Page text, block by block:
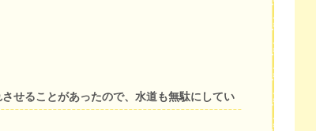
せることがあったので、水道も無駄にしてい